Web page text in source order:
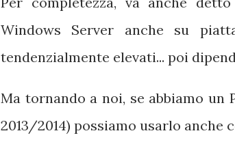
Windows Server anche su
tendenzialmente elevati... poi
Ma tornando a noi, se abbiamo un
2013/2014) possiamo usarlo anche